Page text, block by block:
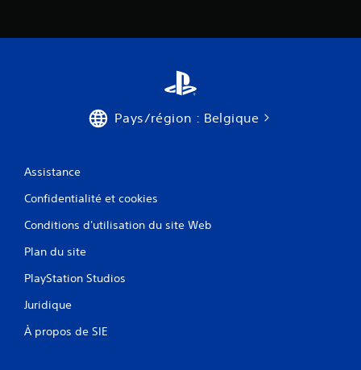
v
Pays/région : Belgique
Assistance
Confidentialité et cookies
Conditions d'utilisation du site Web
Plan du site
PlayStation Studios
Juridique
À propos de SIE